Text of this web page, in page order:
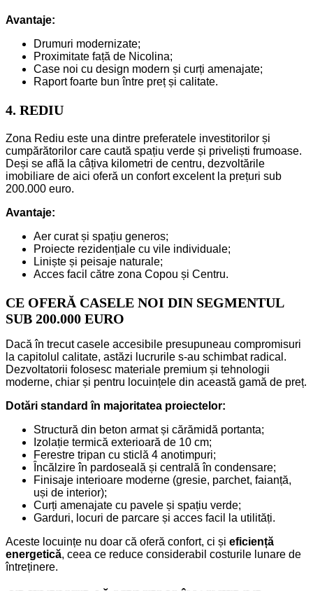
Avantaje:
Drumuri modernizate;
Proximitate față de Nicolina;
Case noi cu design modern și curți amenajate;
Raport foarte bun între preț și calitate.
4. REDIU
Zona Rediu este una dintre preferatele investitorilor și
cumpărătorilor care caută spațiu verde și priveliști frumoase.
Deși se află la câțiva kilometri de centru, dezvoltările
imobiliare de aici oferă un confort excelent la prețuri sub
200.000 euro.
Avantaje:
Aer curat și spațiu generos;
Proiecte rezidențiale cu vile individuale;
Liniște și peisaje naturale;
Acces facil către zona Copou și Centru.
CE OFERĂ CASELE NOI DIN SEGMENTUL
SUB 200.000 EURO
Dacă în trecut casele accesibile presupuneau compromisuri
la capitolul calitate, astăzi lucrurile s-au schimbat radical.
Dezvoltatorii folosesc materiale premium și tehnologii
moderne, chiar și pentru locuințele din această gamă de preț.
Dotări standard în majoritatea proiectelor:
Structură din beton armat și cărămidă portanta;
Izolație termică exterioară de 10 cm;
Ferestre tripan cu sticlă 4 anotimpuri;
Încălzire în pardoseală și centrală în condensare;
Finisaje interioare moderne (gresie, parchet, faianță,
uși de interior);
Curți amenajate cu pavele și spațiu verde;
Garduri, locuri de parcare și acces facil la utilități.
Aceste locuințe nu doar că oferă confort, ci și eficiență
energetică, ceea ce reduce considerabil costurile lunare de
întreținere.